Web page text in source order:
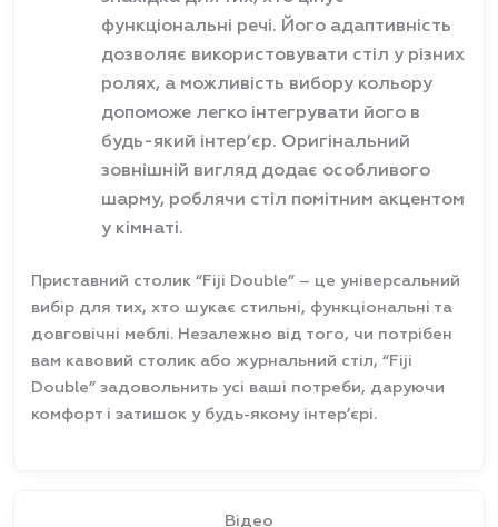
функціональні речі. Його адаптивність
дозволяє використовувати стіл у різних
ролях, а можливість вибору кольору
допоможе легко інтегрувати його в
будь-який інтер’єр. Оригінальний
зовнішній вигляд додає особливого
шарму, роблячи стіл помітним акцентом
у кімнаті.
Приставний столик “Fiji Double” – це універсальний
вибір для тих, хто шукає стильні, функціональні та
довговічні меблі. Незалежно від того, чи потрібен
вам кавовий столик або журнальний стіл, “Fiji
Double” задовольнить усі ваші потреби, даруючи
комфорт і затишок у будь-якому інтер’єрі.
Відео